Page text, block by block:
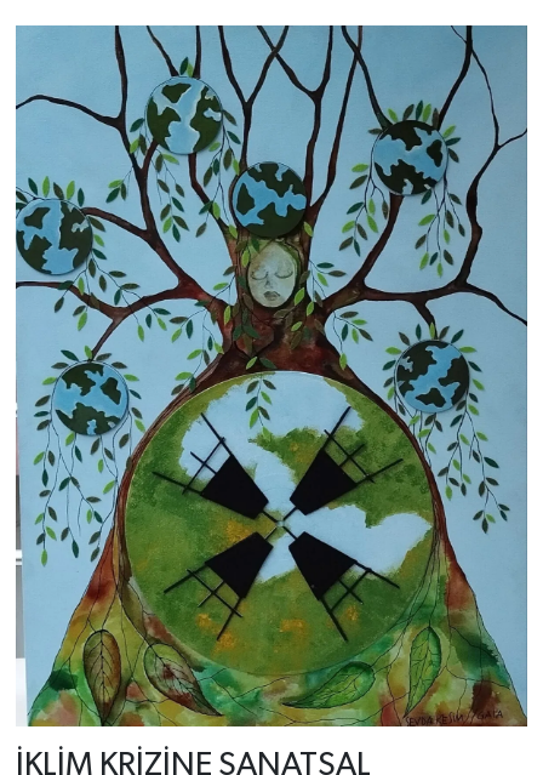
İKLİM KRİZİNE SANATSAL